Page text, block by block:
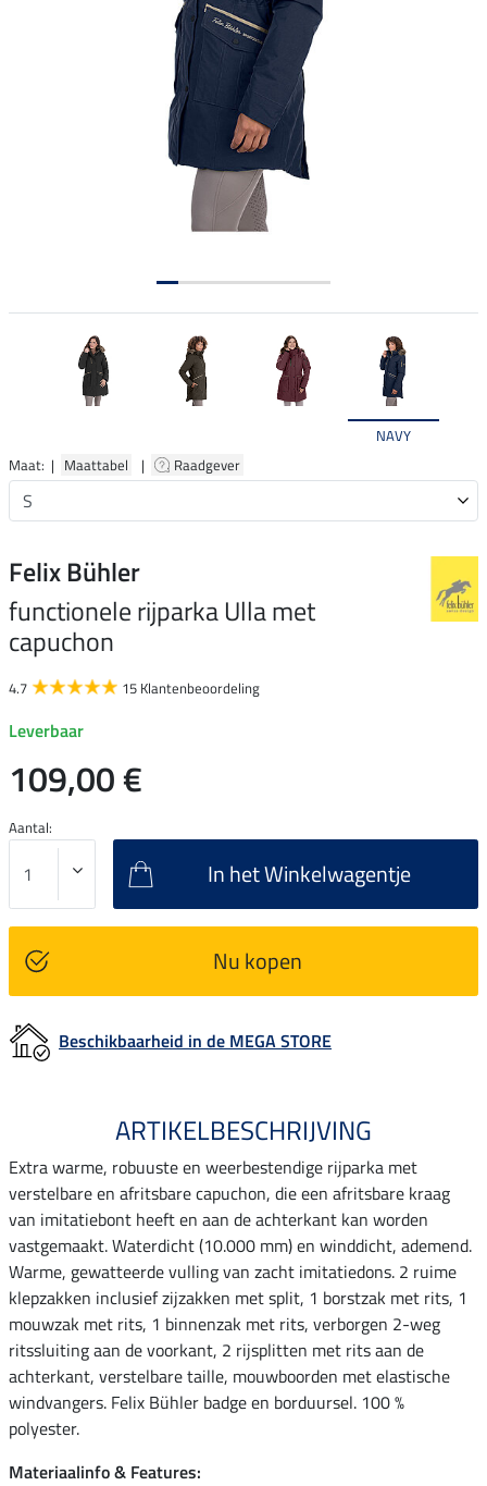
NAVY
Maat: | Maattabel | Raadgever
Felix Bühler
functionele rijparka Ulla met
capuchon
4.7 15 Klantenbeoordeling
Leverbaar
109,00 €
Aantal:
In het Winkelwagentje
Nu kopen
Beschikbaarheid in de MEGA STORE
ARTIKELBESCHRIJVING
Extra warme, robuuste en weerbestendige rijparka met
verstelbare en afritsbare capuchon, die een afritsbare kraag
van imitatiebont heeft en aan de achterkant kan worden
vastgemaakt. Waterdicht (10.000 mm) en winddicht, ademend.
Warme, gewatteerde vulling van zacht imitatiedons. 2 ruime
klepzakken inclusief zijzakken met split, 1 borstzak met rits, 1
mouwzak met rits, 1 binnenzak met rits, verborgen 2-weg
ritssluiting aan de voorkant, 2 rijsplitten met rits aan de
achterkant, verstelbare taille, mouwboorden met elastische
windvangers. Felix Bühler badge en borduursel. 100 %
polyester.
Materiaalinfo & Features: